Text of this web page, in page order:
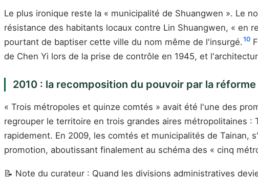
Le plus ironique reste la « municipalité de Shuangwen ». Le
résistance des habitants locaux contre Lin Shuangwen, « en
pourtant de baptiser cette ville du nom même de l'insurgé.10
de Chen Yi lors de la prise de contrôle en 1945, et
2010 : la recomposition du pouvoir par la
« Trois métropoles et quinze comtés » avait été l'une des
regrouper le territoire en trois grandes aires métropolitaines
rapidement. En 2009, les comtés et municipalités de Tainan,
promotion, aboutissant finalement au schéma des « cinq
📝 Note du curateur : Quand les divisions administratives